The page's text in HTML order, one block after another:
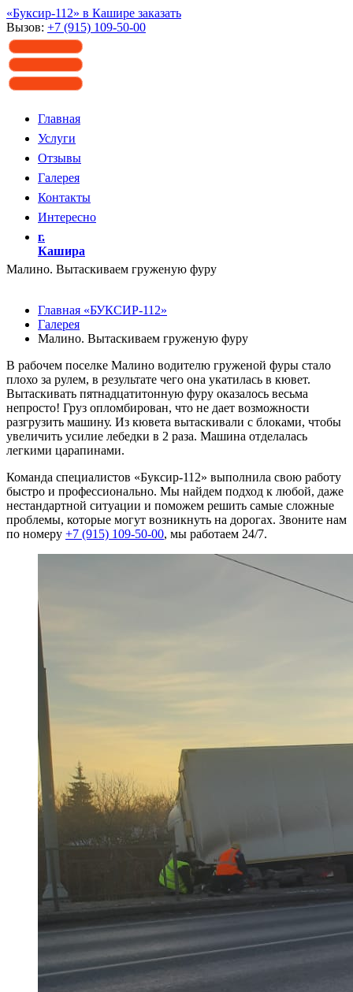
«Буксир-112» в Кашире заказать
Вызов: +7 (915) 109-50-00
Главная
Услуги
Отзывы
Галерея
Контакты
Интересно
г.
Кашира
Малино. Вытаскиваем груженую фуру
Главная «БУКСИР-112»
Галерея
Малино. Вытаскиваем груженую фуру
В рабочем поселке Малино водителю груженой фуры стало
плохо за рулем, в результате чего она укатилась в кювет.
Вытаскивать пятнадцатитонную фуру оказалось весьма
непросто! Груз опломбирован, что не дает возможности
разгрузить машину. Из кювета вытаскивали с блоками, чтобы
увеличить усилие лебедки в 2 раза. Машина отделалась
легкими царапинами.
Команда специалистов «Буксир-112» выполнила свою работу
быстро и профессионально. Мы найдем подход к любой, даже
нестандартной ситуации и поможем решить самые сложные
проблемы, которые могут возникнуть на дорогах. Звоните нам
по номеру +7 (915) 109-50-00, мы работаем 24/7.